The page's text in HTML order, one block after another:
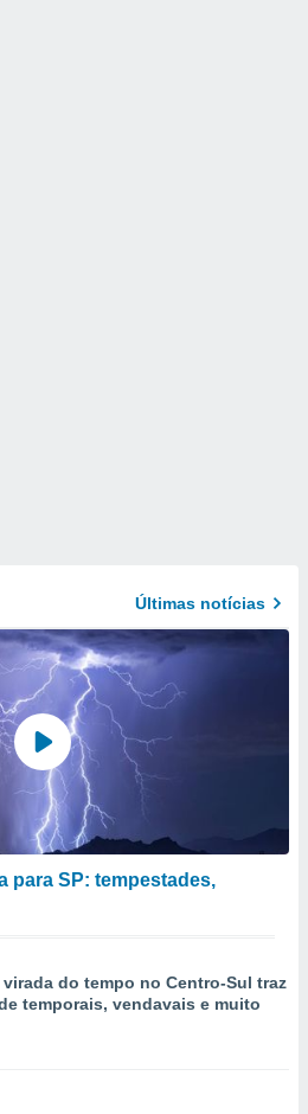
Últimas notícias
para SP: tempestades,
do tempo no Centro-Sul traz
temporais, vendavais e muito